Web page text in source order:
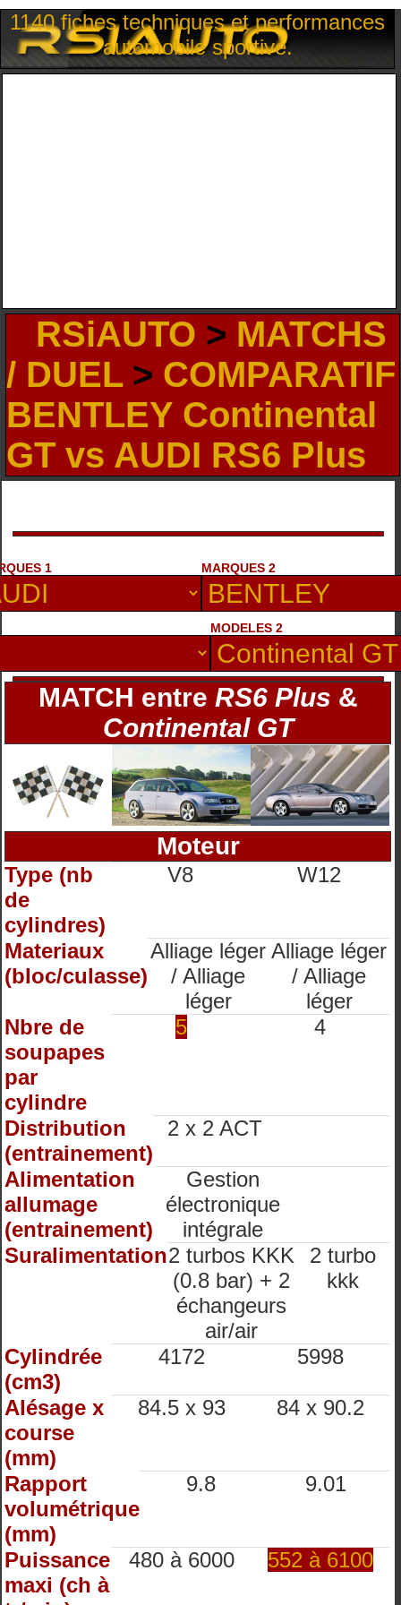
1140 fiches techniques et performances
automobile sportive.
RSiAUTO > MATCHS
/ DUEL> COMPARATIF
BENTLEY Continental
GT vs AUDI RS6 Plus
1 MARQUES 2
MODELES 2
MATCH entre RS6 Plus &
Continental GT
Moteur
Type (nb
de
cylindres)
V8 W12
Materiaux
(bloc/culasse)
Alliage léger
/ Alliage
léger
Alliage léger
/ Alliage
léger
Nbre de
soupapes
par
cylindre
5 4
Distribution
(entrainement)
2 x 2 ACT
Alimentation
allumage
(entrainement)
Gestion
électronique
intégrale
Suralimentation2 turbos KKK
(0.8 bar) + 2
échangeurs
air/air
2 turbo
kkk
Cylindrée
(cm3)
4172 5998
Alésage x
course
(mm)
84.5 x 93 84 x 90.2
Rapport
volumétrique
(mm)
9.8 9.01
Puissance
maxi (ch à
480 à 6000 552 à 6100